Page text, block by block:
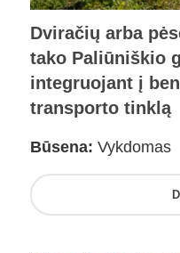
Dviračių arba
tako Paliūniškio
integruojant į
transporto tinklą
Būsena: Vykdomas